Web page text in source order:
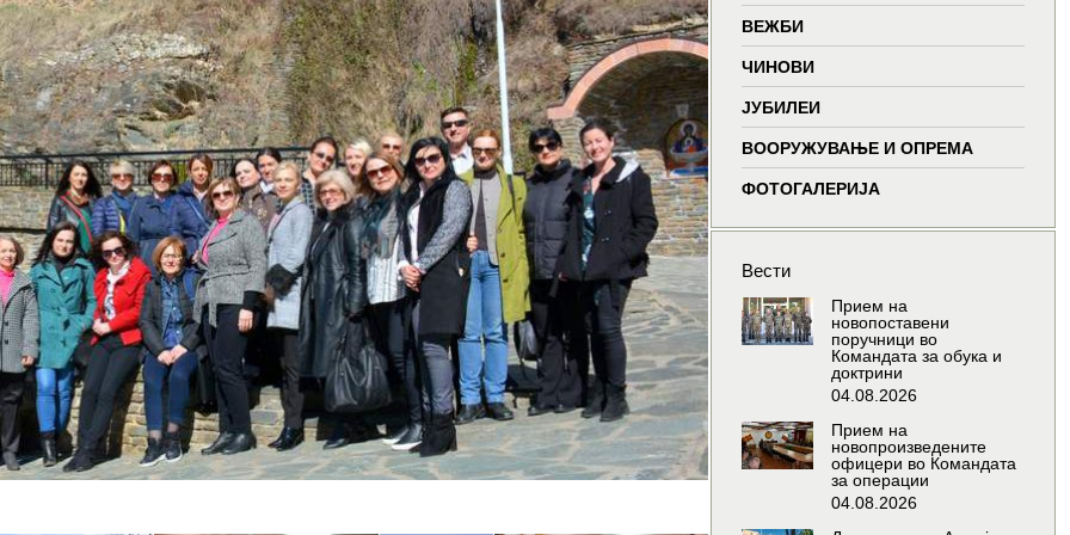
ВЕЖБИ
ЧИНОВИ
ЈУБИЛЕИ
ВООРУЖУВАЊЕ И ОПРЕМА
ФОТОГАЛЕРИЈА
Вести
Прием на
новопоставени
поручници во
Командата за обука и
доктрини
04.08.2026
Прием на
новопроизведените
офицери во Командата
за операции
04.08.2026